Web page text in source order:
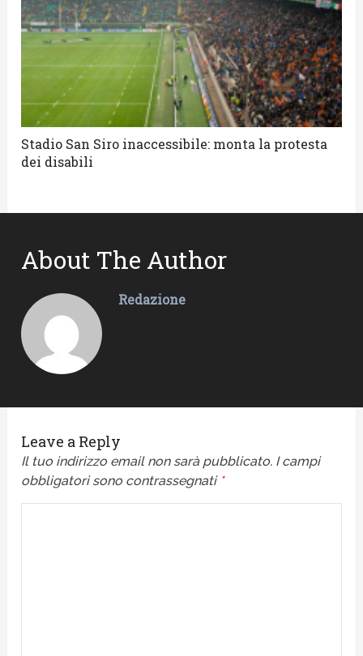
Stadio San Siro inaccessibile: monta la protesta
dei disabili
About The Author
Redazione
Leave a Reply
Il tuo indirizzo email non sarà pubblicato. I campi
obbligatori sono contrassegnati *